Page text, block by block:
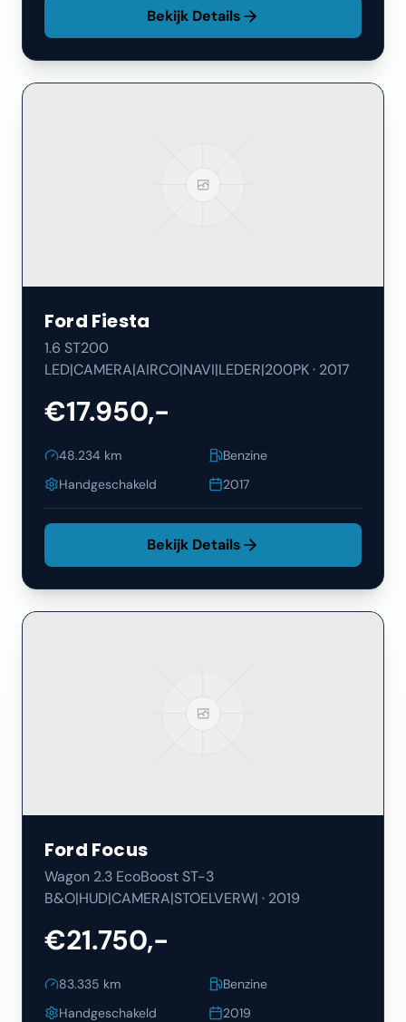
Bekijk Details
Ford Fiesta
1.6 ST200
LED|CAMERA|AIRCO|NAVI|LEDER|200PK· 2017
€17.950,-
48.234 km
Benzine
Handgeschakeld
2017
Bekijk Details
Ford Focus
Wagon 2.3 EcoBoost ST-3
B&O|HUD|CAMERA|STOELVERW| · 2019
€21.750,-
83.335 km
Benzine
Handgeschakeld
2019